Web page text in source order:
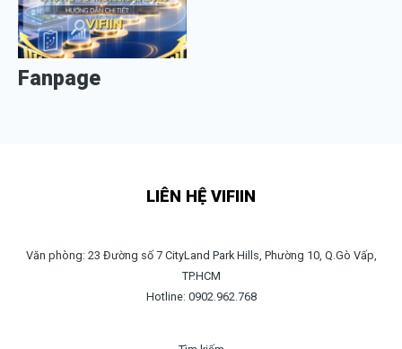
Fanpage
LIÊN HỆ VIFIIN
Văn phòng: 23 Đường số 7 CityLand Park Hills, Phường 10, Q.Gò Vấp,
TP.HCM
Hotline: 0902.962.768